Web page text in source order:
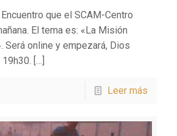
que el SCAM-Centro
El tema es: «La Misión
Será online y empezará, Dios
[…]
Leer más